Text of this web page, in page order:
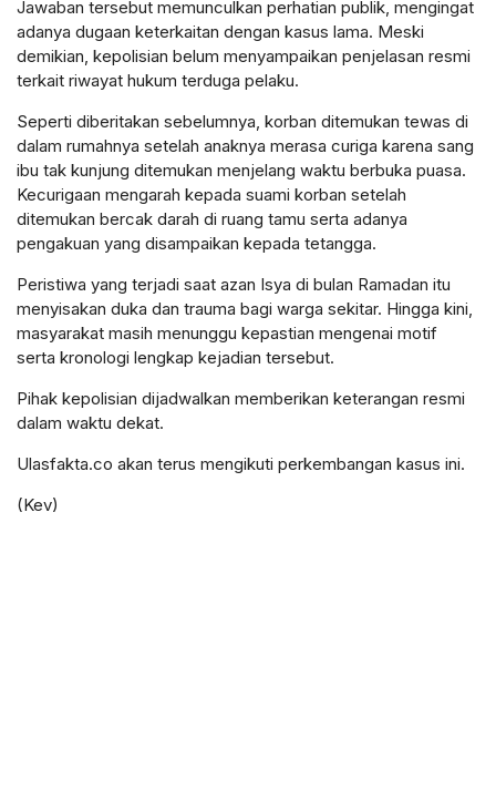
Jawaban tersebut memunculkan perhatian publik, mengingat
adanya dugaan keterkaitan dengan kasus lama. Meski
demikian, kepolisian belum menyampaikan penjelasan resmi
terkait riwayat hukum terduga pelaku.
Seperti diberitakan sebelumnya, korban ditemukan tewas di
dalam rumahnya setelah anaknya merasa curiga karena sang
ibu tak kunjung ditemukan menjelang waktu berbuka puasa.
Kecurigaan mengarah kepada suami korban setelah
ditemukan bercak darah di ruang tamu serta adanya
pengakuan yang disampaikan kepada tetangga.
Peristiwa yang terjadi saat azan Isya di bulan Ramadan itu
menyisakan duka dan trauma bagi warga sekitar. Hingga kini,
masyarakat masih menunggu kepastian mengenai motif
serta kronologi lengkap kejadian tersebut.
Pihak kepolisian dijadwalkan memberikan keterangan resmi
dalam waktu dekat.
Ulasfakta.co akan terus mengikuti perkembangan kasus ini.
(Kev)